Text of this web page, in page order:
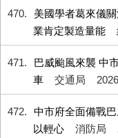
470
美國學者葛來儀
業肯定製造量能
471
巴威颱風來襲 中
車
交通局
472
中市府全面備戰
以輕心
消防局